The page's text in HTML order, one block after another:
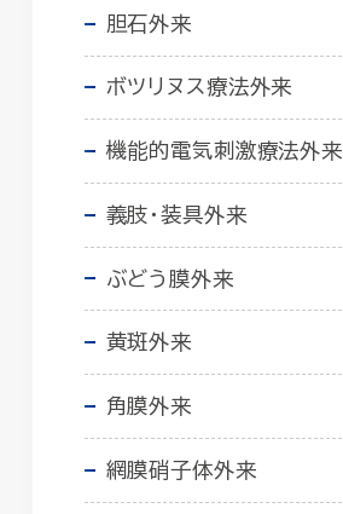
胆石外来
ボツリヌス療法外来
機能的電気刺激療法外来
義肢・装具外来
ぶどう膜外来
黄斑外来
角膜外来
網膜硝子体外来